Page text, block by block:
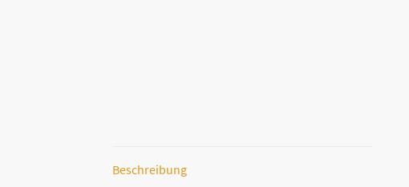
Beschreibung